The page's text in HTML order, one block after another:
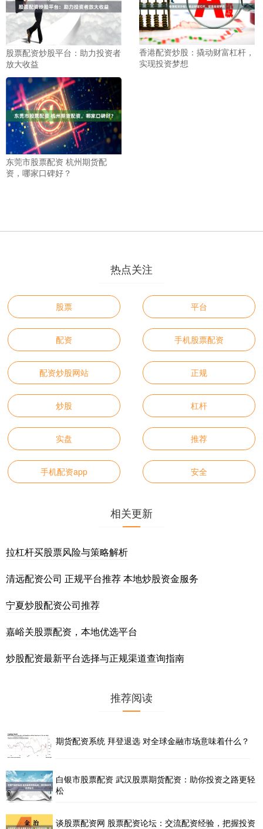
股票配资炒股平台：助力投资者
放大收益
香港配资炒股：撬动财富杠杆，
实现投资梦想
东莞市股票配资 杭州期货配
资，哪家口碑好？
热点关注
股票 平台
配资 手机股票配资
配资炒股网站 正规
炒股 杠杆
实盘 推荐
手机配资app 安全
相关更新
拉杠杆买股票风险与策略解析
清远配资公司 正规平台推荐 本地炒股资金服务
宁夏炒股配资公司推荐
嘉峪关股票配资，本地优选平台
炒股配资最新平台选择与正规渠道查询指南
推荐阅读
期货配资系统 拜登退选 对全球金融市场意味着什么？
白银市股票配资 武汉股票期货配资：助你投资之路更轻
松
谈股票配资网 股票配资论坛：交流配资经验，把握投资